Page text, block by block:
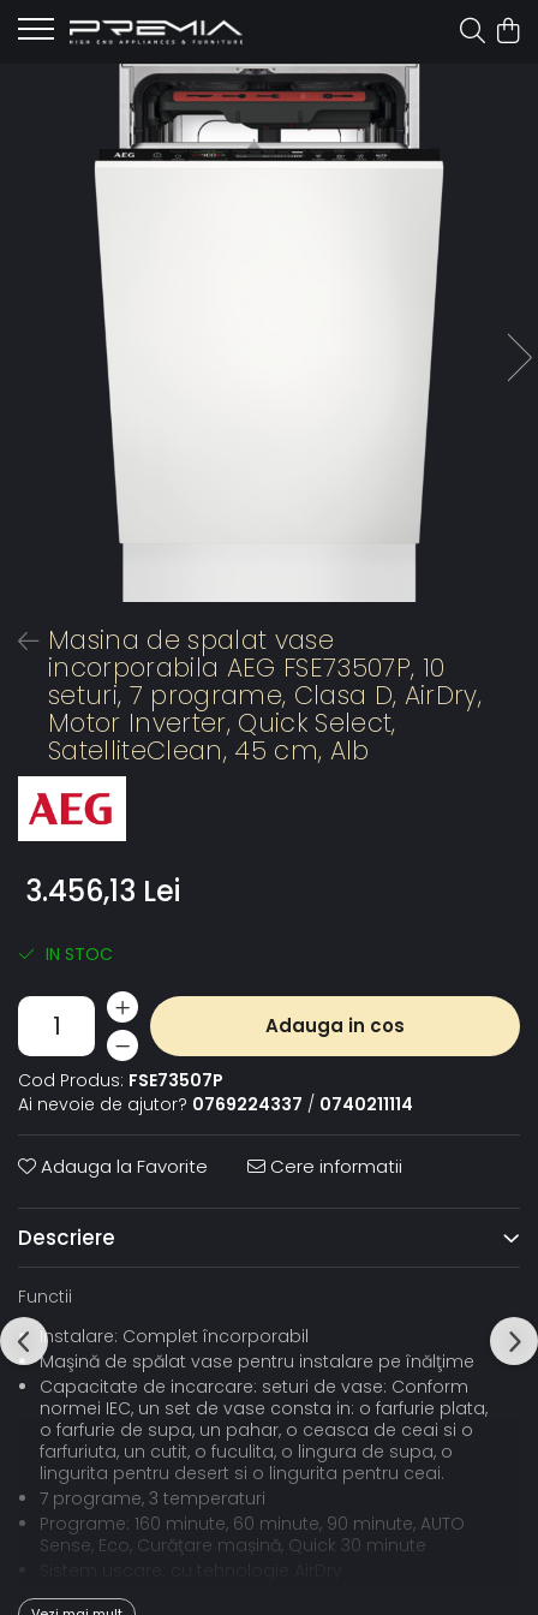
Masina de spalat vase
incorporabila AEG FSE73507P, 10
seturi, 7 programe, Clasa D, AirDry,
Motor Inverter, Quick Select,
SatelliteClean, 45 cm, Alb
3.456,13 Lei
IN STOC
Adauga in cos
Cod Produs: FSE73507P
Ai nevoie de ajutor? 0769224337 / 0740211114
Adauga la Favorite Cere informatii
Descriere
Functii
Instalare: Complet încorporabil
Maşină de spălat vase pentru instalare pe înălţime
Capacitate de incarcare: seturi de vase: Conform
normei IEC, un set de vase consta in: o farfurie plata,
o farfurie de supa, un pahar, o ceasca de ceai si o
farfuriuta, un cutit, o fuculita, o lingura de supa, o
lingurita pentru desert si o lingurita pentru ceai.
7 programe, 3 temperaturi
Programe: 160 minute, 60 minute, 90 minute, AUTO
Sense, Eco, Curăţare mașină, Quick 30 minute
Panou text/simboluri